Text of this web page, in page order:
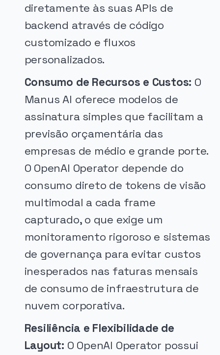
diretamente às suas APIs de
backend através de código
customizado e fluxos
personalizados.
Consumo de Recursos e Custos: O
Manus AI oferece modelos de
assinatura simples que facilitam a
previsão orçamentária das
empresas de médio e grande porte.
O OpenAI Operator depende do
consumo direto de tokens de visão
multimodal a cada frame
capturado, o que exige um
monitoramento rigoroso e sistemas
de governança para evitar custos
inesperados nas faturas mensais
de consumo de infraestrutura de
nuvem corporativa.
Resiliência e Flexibilidade de
Layout: O OpenAI Operator possui